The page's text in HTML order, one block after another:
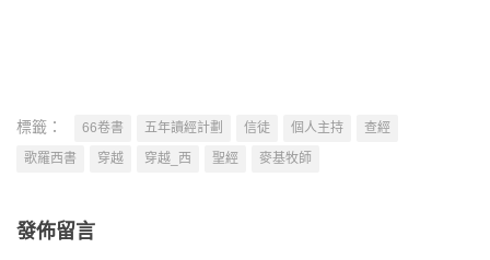
標籤： 66卷書 五年讀經計劃 信徒 個人主持
查經
歌羅西書
穿越 穿越_西 聖經 麥基牧師
發佈留言